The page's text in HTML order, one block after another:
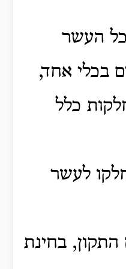
כל העשר
בכלי אחד,
כלל
לעשר
התקון, בחינת